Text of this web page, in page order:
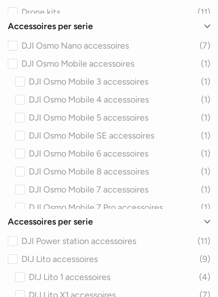
Drone kits
(11)
Drone filters
(28)
Drone speakers
(3)
Drone care refresh
(37)
Drone bescherming
(100)
Drone verlichting
(7)
Drone Landing Gear
(30)
Drone tassen
(132)
Drone kabels
(42)
Accessoires per serie
DJI Osmo Nano accessoires
(7)
DJI Osmo Mobile accessoires
(1)
DJI Osmo Mobile 3 accessoires
(1)
DJI Osmo Mobile 4 accessoires
(1)
DJI Osmo Mobile 5 accessoires
(1)
DJI Osmo Mobile SE accessoires
(1)
DJI Osmo Mobile 6 accessoires
(1)
DJI Osmo Mobile 8 accessoires
(1)
DJI Osmo Mobile 7 accessoires
(1)
DJI Osmo Mobile 7 Pro accessoires
(1)
DJI Osmo Pocket accessoires
(6)
DJI Osmo Pocket 1 accessoires
(6)
DJI Osmo Pocket 2 accessoires
(6)
DJI Osmo Pocket 3 accessoires
(6)
Accessoires per serie
DJI Power station accessoires
(11)
DIJ Lito accessoires
(9)
DIJ Lito 1 accessoires
(4)